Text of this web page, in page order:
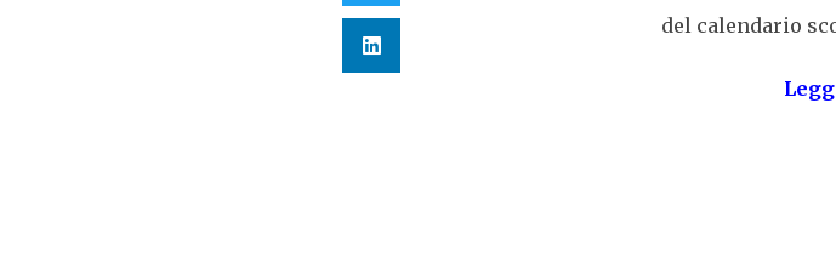
del calendario